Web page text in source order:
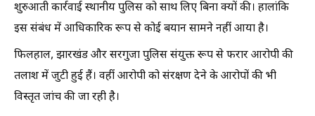
शुरुआती कार्रवाई स्थानीय पुलिस को साथ लिए बिना क्यों की। हालांकि
इस संबंध में आधिकारिक रूप से कोई बयान सामने नहीं आया है।
फिलहाल, झारखंड और सरगुजा पुलिस संयुक्त रूप से फरार आरोपी की
तलाश में जुटी हुई हैं। वहीं आरोपी को संरक्षण देने के आरोपों की भी
विस्तृत जांच की जा रही है।